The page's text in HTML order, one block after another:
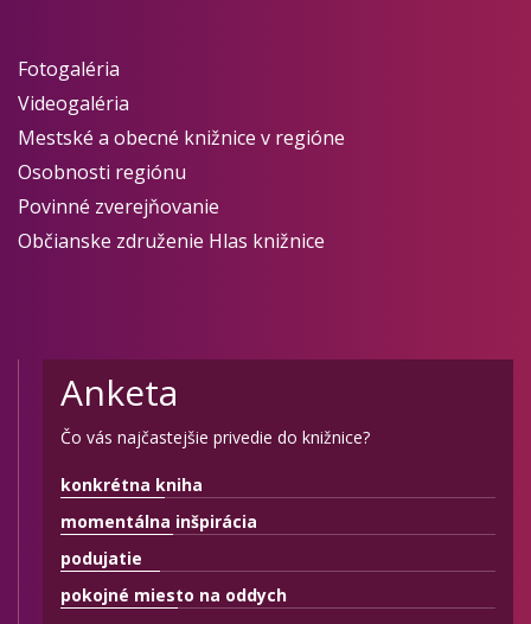
Fotogaléria
Videogaléria
Mestské a obecné knižnice v regióne
Osobnosti regiónu
Povinné zverejňovanie
Občianske združenie Hlas knižnice
Anketa
Čo vás najčastejšie privedie do knižnice?
konkrétna kniha
momentálna inšpirácia
podujatie
pokojné miesto na oddych